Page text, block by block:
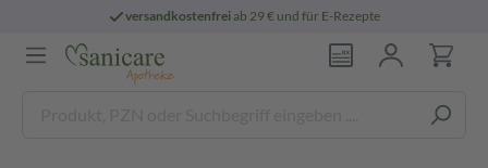
versandkostenfreiab 29 € und für E-Rezepte